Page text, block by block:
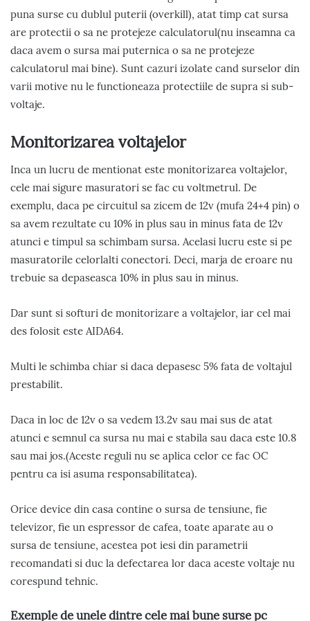
puna surse cu dublul puterii (overkill), atat timp cat sursa
are protectii o sa ne protejeze calculatorul(nu inseamna ca
daca avem o sursa mai puternica o sa ne protejeze
calculatorul mai bine). Sunt cazuri izolate cand surselor din
varii motive nu le functioneaza protectiile de supra si sub-
voltaje.
Monitorizarea voltajelor
Inca un lucru de mentionat este monitorizarea voltajelor,
cele mai sigure masuratori se fac cu voltmetrul. De
exemplu, daca pe circuitul sa zicem de 12v (mufa 24+4 pin) o
sa avem rezultate cu 10% in plus sau in minus fata de 12v
atunci e timpul sa schimbam sursa. Acelasi lucru este si pe
masuratorile celorlalti conectori. Deci, marja de eroare nu
trebuie sa depaseasca 10% in plus sau in minus.
Dar sunt si softuri de monitorizare a voltajelor, iar cel mai
des folosit este AIDA64.
Multi le schimba chiar si daca depasesc 5% fata de voltajul
prestabilit.
Daca in loc de 12v o sa vedem 13.2v sau mai sus de atat
atunci e semnul ca sursa nu mai e stabila sau daca este 10.8
sau mai jos.(Aceste reguli nu se aplica celor ce fac OC
pentru ca isi asuma responsabilitatea).
Orice device din casa contine o sursa de tensiune, fie
televizor, fie un espressor de cafea, toate aparate au o
sursa de tensiune, acestea pot iesi din parametrii
recomandati si duc la defectarea lor daca aceste voltaje nu
corespund tehnic.
Exemple de unele dintre cele mai bune surse pc